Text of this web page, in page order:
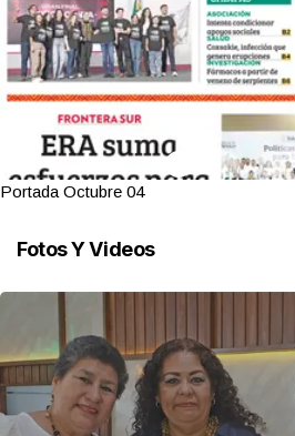
Portada Octubre 04
Fotos Y Videos